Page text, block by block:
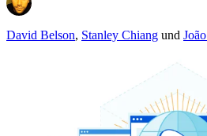
David Belson, Stanley Chiang und